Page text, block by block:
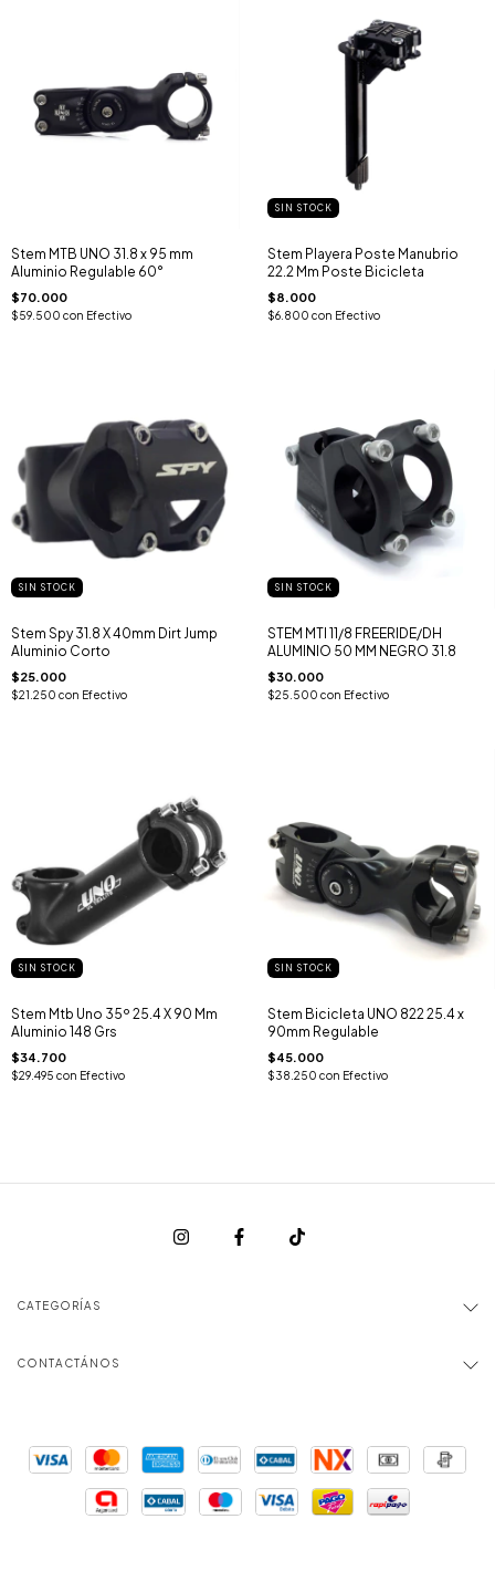
Stem MTB UNO 31.8 x 95 mm
Aluminio Regulable 60°
$70.000
$59.500 con Efectivo
SIN STOCK
Stem Playera Poste Manubrio
22.2 Mm Poste Bicicleta
$8.000
$6.800 con Efectivo
SIN STOCK
Stem Spy 31.8 X 40mm Dirt Jump
Aluminio Corto
$25.000
$21.250 con Efectivo
SIN STOCK
STEM MTI 11/8 FREERIDE/DH
ALUMINIO 50 MM NEGRO 31.8
$30.000
$25.500 con Efectivo
SIN STOCK
Stem Mtb Uno 35º 25.4 X 90 Mm
Aluminio 148 Grs
$34.700
$29.495 con Efectivo
SIN STOCK
Stem Bicicleta UNO 822 25.4 x
90mm Regulable
$45.000
$38.250 con Efectivo
CATEGORÍAS
CONTACTÁNOS